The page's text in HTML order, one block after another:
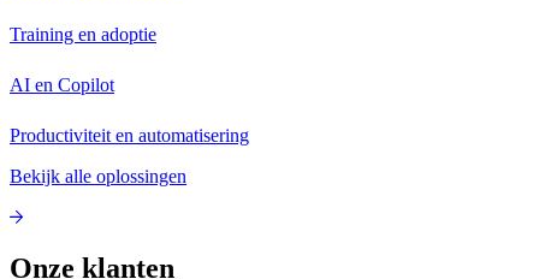
Training en adoptie
AI en Copilot
Productiviteit en automatisering
Bekijk alle oplossingen
Onze klanten